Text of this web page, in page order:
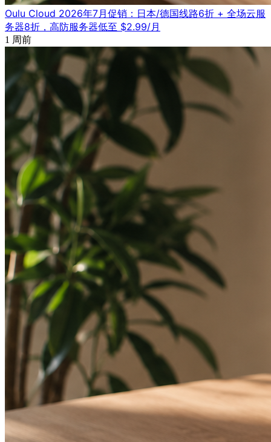
Oulu Cloud 2026年7月促销：日本/德国线路6折 + 全场云服
务器8折，高防服务器低至 $2.99/月
1 周前